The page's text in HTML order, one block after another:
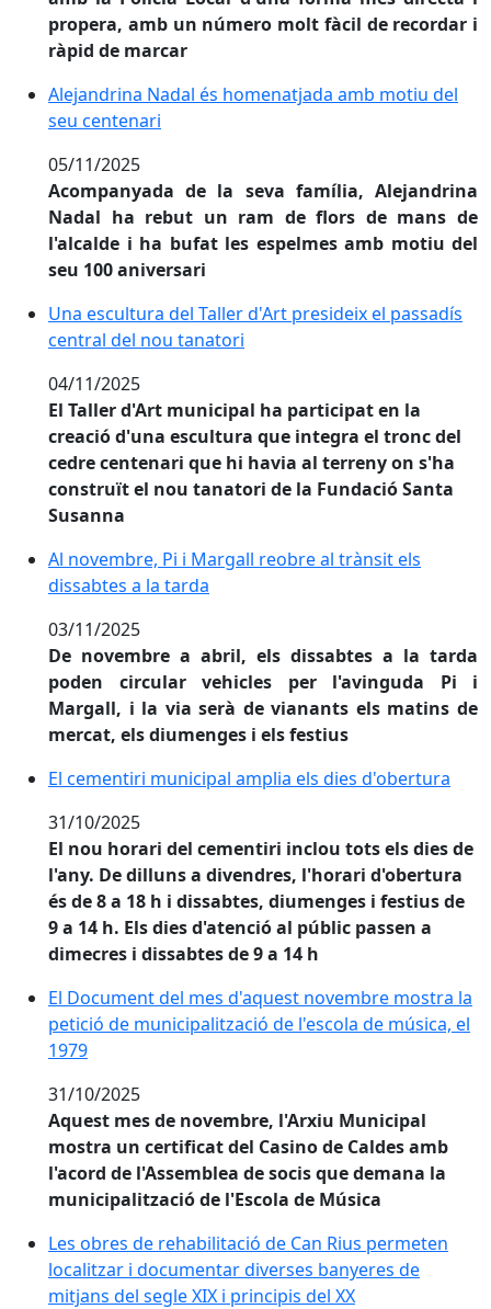
propera, amb un número molt fàcil de recordar i
ràpid de marcar
Alejandrina Nadal és homenatjada amb motiu del
Alejandrina Nadal és homenatjada amb motiu del
seu centenari
05/11/2025
Acompanyada de la seva família, Alejandrina
Nadal ha rebut un ram de flors de mans de
l'alcalde i ha bufat les espelmes amb motiu del
seu 100 aniversari
Una escultura del Taller d'Art presideix el passadís
Una escultura del Taller d'Art presideix el passadís
central del nou tanatori
04/11/2025
El Taller d'Art municipal ha participat en la
creació d'una escultura que integra el tronc del
cedre centenari que hi havia al terreny on s'ha
construït el nou tanatori de la Fundació Santa
Susanna
Al novembre, Pi i Margall reobre al trànsit els
Al novembre, Pi i Margall reobre al trànsit els
dissabtes a la tarda
03/11/2025
De novembre a abril, els dissabtes a la tarda
poden circular vehicles per l'avinguda Pi i
Margall, i la via serà de vianants els matins de
mercat, els diumenges i els festius
El cementiri municipal amplia els dies d'obertura
El cementiri municipal amplia els dies d'obertura
31/10/2025
El nou horari del cementiri inclou tots els dies de
l'any. De dilluns a divendres, l'horari d'obertura
és de 8 a 18 h i dissabtes, diumenges i festius de
9 a 14 h. Els dies d'atenció al públic passen a
dimecres i dissabtes de 9 a 14 h
El Document del mes d'aquest novembre mostra la
El Document del mes d'aquest novembre mostra la
petició de municipalització de l'escola de música, el
1979
31/10/2025
Aquest mes de novembre, l'Arxiu Municipal
mostra un certificat del Casino de Caldes amb
l'acord de l'Assemblea de socis que demana la
municipalització de l'Escola de Música
Les obres de rehabilitació de Can Rius permeten
Les obres de rehabilitació de Can Rius permeten
localitzar i documentar diverses banyeres de
mitjans del segle XIX i principis del XX